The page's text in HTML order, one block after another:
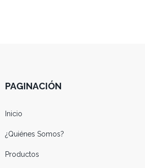
PAGINACIÓN
Inicio
¿Quiénes Somos?
Productos